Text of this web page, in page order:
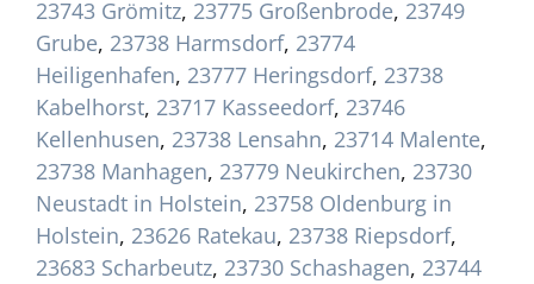
23743 Grömitz, 23775 Großenbrode, 23749
Grube, 23738 Harmsdorf, 23774
Heiligenhafen, 23777 Heringsdorf, 23738
Kabelhorst, 23717 Kasseedorf, 23746
Kellenhusen, 23738 Lensahn, 23714 Malente,
23738 Manhagen, 23779 Neukirchen, 23730
Neustadt in Holstein, 23758 Oldenburg in
Holstein, 23626 Ratekau, 23738 Riepsdorf,
23683 Scharbeutz, 23730 Schashagen, 23744